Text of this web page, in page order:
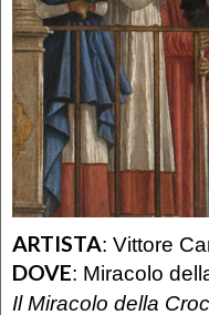
ARTISTA: Vittore
DOVE: Miracolo
Il Miracolo della